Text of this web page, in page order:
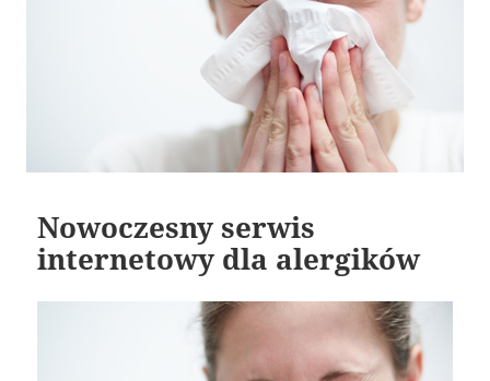
Nowoczesny serwis
internetowy dla alergików